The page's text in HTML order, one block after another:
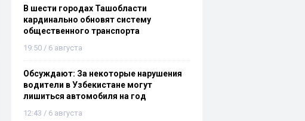
В шести городах Ташобласти
кардинально обновят систему
общественного транспорта
19:50 / 6 августа
Обсуждают: За некоторые нарушения
водители в Узбекистане могут
лишиться автомобиля на год
12:43 / 6 августа